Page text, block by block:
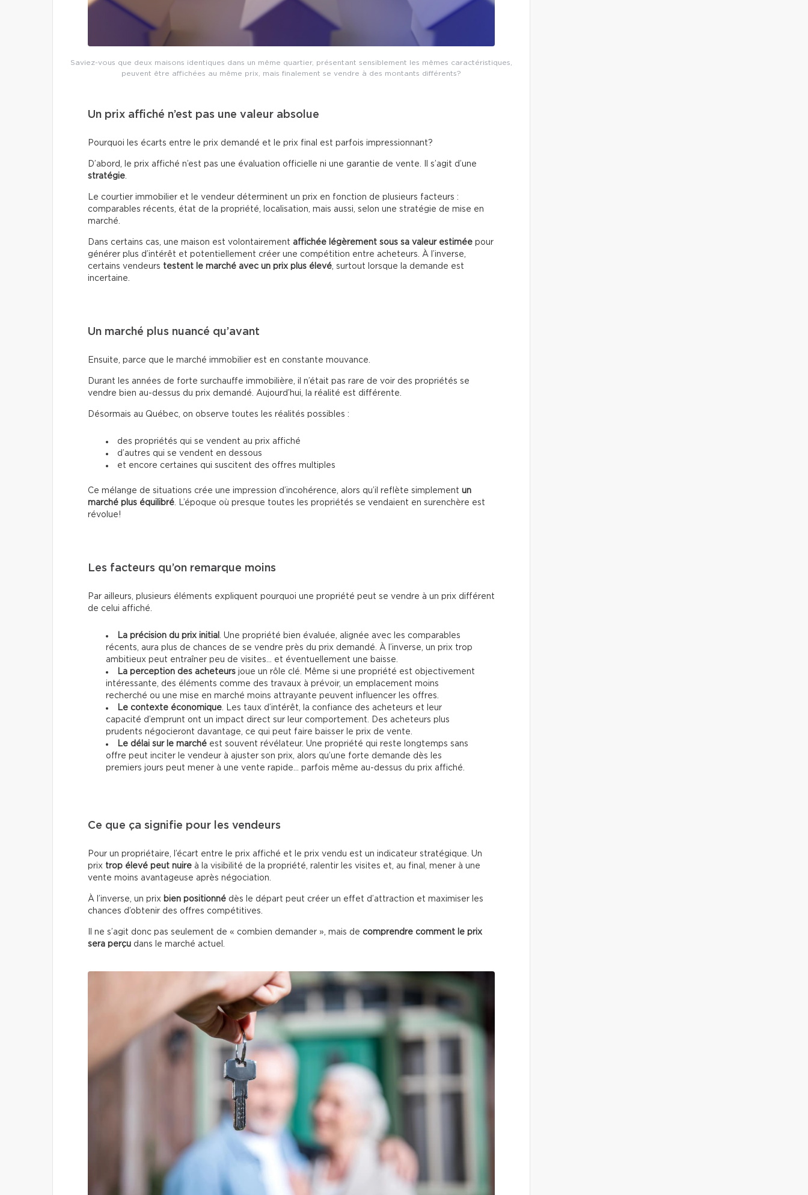
Saviez-vous que deux maisons identiques dans un même quartier, présentant sensiblement les mêmes caractéristiques,
peuvent être affichées au même prix, mais finalement se vendre à des montants différents?
Un prix affiché n’est pas une valeur absolue
Pourquoi les écarts entre le prix demandé et le prix final est parfois impressionnant?
D’abord, le prix affiché n’est pas une évaluation officielle ni une garantie de vente. Il s’agit d’une
stratégie
Le courtier immobilier et le vendeur déterminent un prix en fonction de plusieurs facteurs :
comparables récents, état de la propriété, localisation, mais aussi, selon une stratégie de mise en
marché.
Dans certains cas, une maison est volontairement affichée légèrement sous sa valeur estimée pour
générer plus d’intérêt et potentiellement créer une compétition entre acheteurs. À l’inverse,
certains vendeurs testent le marché avec un prix plus élevé , surtout lorsque la demande est
incertaine.
Un marché plus nuancé qu’avant
Ensuite, parce que le marché immobilier est en constante mouvance.
Durant les années de forte surchauffe immobilière, il n’était pas rare de voir des propriétés se
vendre bien au-dessus du prix demandé. Aujourd’hui, la réalité est différente.
Désormais au Québec, on observe toutes les réalités possibles :
des propriétés qui se vendent au prix affiché
d’autres qui se vendent en dessous
et encore certaines qui suscitent des offres multiples
Ce mélange de situations crée une impression d’incohérence, alors qu’il reflète simplement un
marché plus équilibré . L’époque où presque toutes les propriétés se vendaient en surenchère est
révolue!
Les facteurs qu’on remarque moins
Par ailleurs, plusieurs éléments expliquent pourquoi une propriété peut se vendre à un prix différent
de celui affiché.
La précision du prix initial
. Une propriété bien évaluée, alignée avec les comparables
récents, aura plus de chances de se vendre près du prix demandé. À l’inverse, un prix trop
ambitieux peut entraîner peu de visites… et éventuellement une baisse.
La perception des acheteurs joue un rôle clé. Même si une propriété est objectivement
intéressante, des éléments comme des travaux à prévoir, un emplacement moins
recherché ou une mise en marché moins attrayante peuvent influencer les offres.
Le contexte économique . Les taux d’intérêt, la confiance des acheteurs et leur
capacité d’emprunt ont un impact direct sur leur comportement. Des acheteurs plus
prudents négocieront davantage, ce qui peut faire baisser le prix de vente.
Le délai sur le marché est souvent révélateur. Une propriété qui reste longtemps sans
offre peut inciter le vendeur à ajuster son prix, alors qu’une forte demande dès les
premiers jours peut mener à une vente rapide… parfois même au-dessus du prix affiché.
Ce que ça signifie pour les vendeurs
Pour un propriétaire, l’écart entre le prix affiché et le prix vendu est un indicateur stratégique. Un
prix trop élevé peut nuire à la visibilité de la propriété, ralentir les visites et, au final, mener à une
vente moins avantageuse après négociation.
À l’inverse, un prix bien positionné dès le départ peut créer un effet d’attraction et maximiser les
chances d’obtenir des offres compétitives.
Il ne s’agit donc pas seulement de « combien demander », mais de comprendre comment le prix
sera perçu dans le marché actuel.